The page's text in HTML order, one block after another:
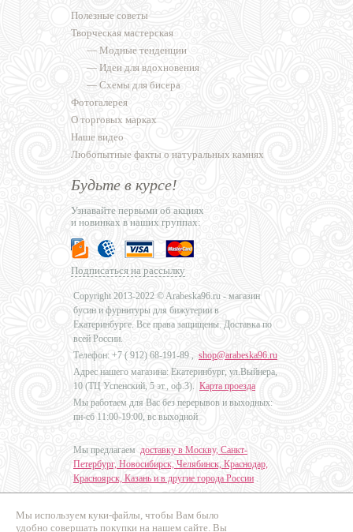
Мы используем куки-файлы, чтобы Вам было
удобно совершать покупки на нашем сайте. Вы
Полезные советы
Творческая мастерская
— Модные тенденции
— Идеи для вдохновения
— Схемы для бисера
Фотогалерея
О торговых марках
Наше видео
Любопытные факты о натуральных камнях
Будьте в курсе!
Узнавайте первыми об акциях
и новинках в наших группах:
Подписаться на рассылку
Copyright 2013-2022 © Arabeska96.ru - магазин
бусин и фурнитуры для бижутерии в
Екатеринбурге. Все права защищены. Доставка по
всей России.
Телефон: +7 ( 912) 68-191-89 , shop@arabeska96.ru
Адрес нашего магазина: Екатеринбург, ул.Выйнера,
10 (ТЦ Успенский, 5 эт., оф.3). Карта проезда
Мы работаем для Вас без перерывов и выходных:
пн-сб 11:00-19:00, вс выходной
Мы предлагаем доставку в Москву, Санкт-
Петербург, Новосибирск, Челябинск, Краснодар,
Красноярск, Казань и в другие города России .
Дизайн - Наталья Мальцева